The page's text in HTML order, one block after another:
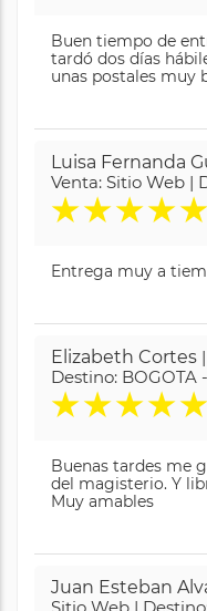
Buen tiempo de
tardó dos días
unas postales muy
Luisa Fernanda
Venta: Sitio Web |
★★★★★
Entrega muy a
Elizabeth Cortes
Destino: BOGOTA
★★★★★
Buenas tardes me
del magisterio. Y
Muy amables
Juan Esteban